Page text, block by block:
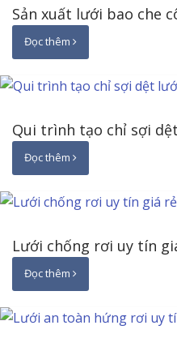
Sản xuất lưới bao che
Đọc thêm
Qui trình tạo chỉ sợi
Đọc thêm
Lưới chống rơi uy tín
Đọc thêm